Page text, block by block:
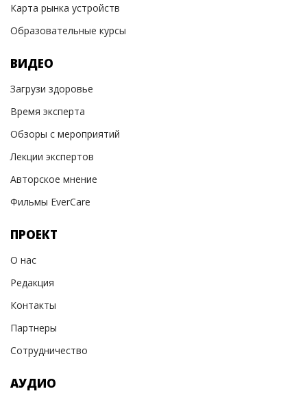
Карта рынка устройств
Образовательные курсы
ВИДЕО
Загрузи здоровье
Время эксперта
Обзоры с мероприятий
Лекции экспертов
Авторское мнение
Фильмы EverCare
ПРОЕКТ
О нас
Редакция
Контакты
Партнеры
Сотрудничество
АУДИО